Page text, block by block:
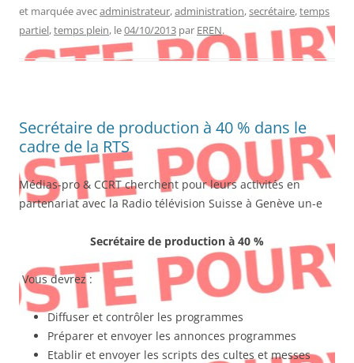
et marquée avecadministrateur,administration,secrétaire,temps
partiel,temps plein, le04/10/2013 par EREN.
Secrétaire de production à 40 % dans le
cadre de la RTS
Médias-pro & CCRT cherchent pour leurs activités en
partenariat avec la Radio télévision Suisse à Genève un-e
Secrétaire de production à 40 %
Vous devrez :
Diffuser et contrôler les programmes
Préparer et envoyer les annonces programmes
Etablir et envoyer les scripts des cultes et messes